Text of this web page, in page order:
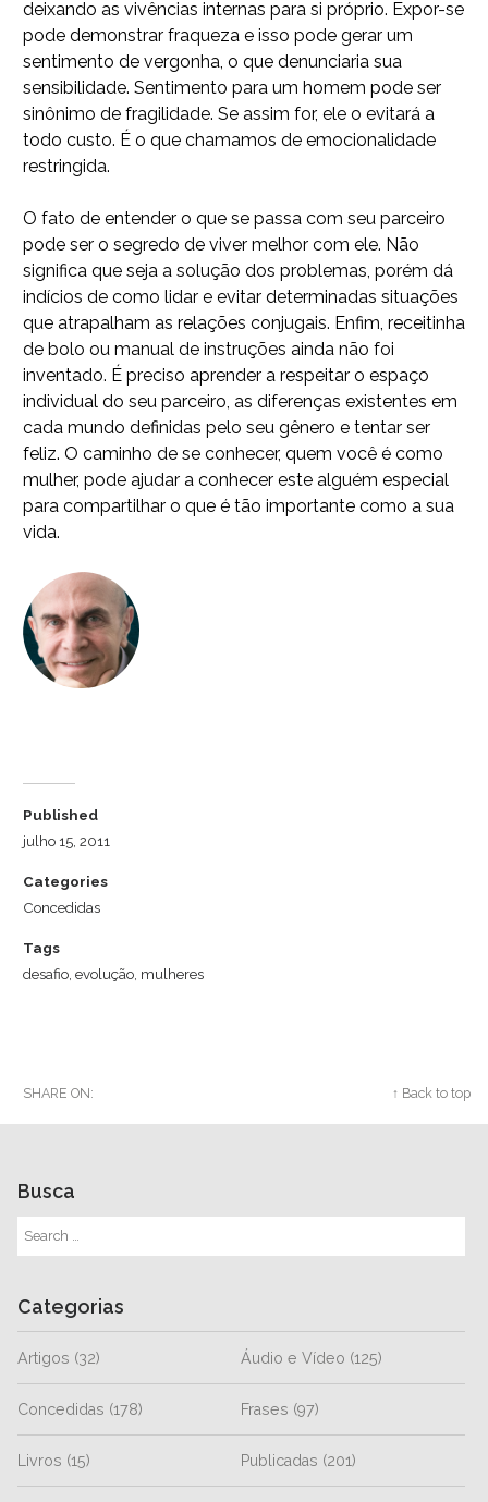
deixando as vivências internas para si próprio. Expor-se
pode demonstrar fraqueza e isso pode gerar um
sentimento de vergonha, o que denunciaria sua
sensibilidade. Sentimento para um homem pode ser
sinônimo de fragilidade. Se assim for, ele o evitará a
todo custo. É o que chamamos de emocionalidade
restringida.
O fato de entender o que se passa com seu parceiro
pode ser o segredo de viver melhor com ele. Não
significa que seja a solução dos problemas, porém dá
indícios de como lidar e evitar determinadas situações
que atrapalham as relações conjugais. Enfim, receitinha
de bolo ou manual de instruções ainda não foi
inventado. É preciso aprender a respeitar o espaço
individual do seu parceiro, as diferenças existentes em
cada mundo definidas pelo seu gênero e tentar ser
feliz. O caminho de se conhecer, quem você é como
mulher, pode ajudar a conhecer este alguém especial
para compartilhar o que é tão importante como a sua
vida.
Published
julho 15, 2011
Categories
Concedidas
Tags
desafio,evolução, mulheres
SHARE ON: ↑ Back to top
Busca
Categorias
Artigos (32) Áudio e Vídeo (125)
Concedidas (178) Frases (97)
Livros (15) Publicadas (201)